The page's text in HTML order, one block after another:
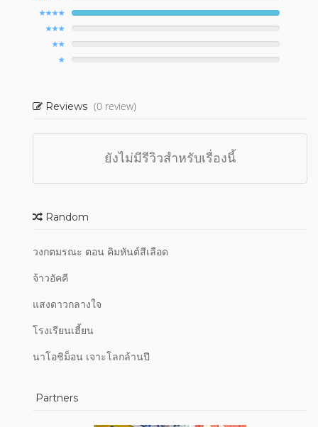
Reviews (0 review)
ยังไม่มีรีวิวสำหรับเรื่องนี้
Random
วงกตมรณะ ตอน คิมหันต์สีเลือด
จ้าวอัคคี
แสงดาวกลางใจ
โรงเรียนเฮี้ยน
นาโอชิม็อน เจาะโลกล้านปี
Partners